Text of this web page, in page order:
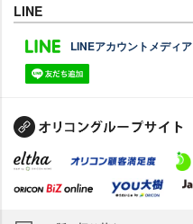
LINE
LINEアカウントメディア